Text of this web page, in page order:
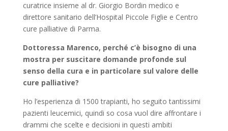
curatrice insieme al dr. Giorgio Bordin medico e
direttore sanitario dell’Hospital Piccole Figlie e Centro
cure palliative di Parma.
Dottoressa Marenco, perché c’è bisogno di una
mostra per suscitare domande profonde sul
senso della cura e in particolare sul valore delle
cure palliative?
Ho l’esperienza di 1500 trapianti, ho seguito tantissimi
pazienti leucemici, quindi so cosa vuol dire affrontare i
drammi che scelte e decisioni in questi ambiti